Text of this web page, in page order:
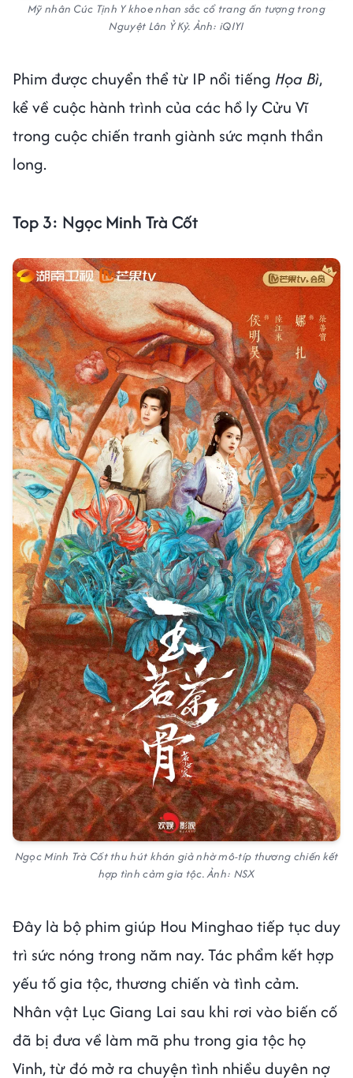
Mỹ nhân Cúc Tịnh Y khoe nhan sắc cổ trang ấn tượng trong
Nguyệt Lân Ỷ Kỷ. Ảnh: iQIYI
Phim được chuyển thể từ IP nổi tiếng Họa Bì,
kể về cuộc hành trình của các hồ ly Cửu Vĩ
trong cuộc chiến tranh giành sức mạnh thần
long.
Top 3: Ngọc Minh Trà Cốt
Ngọc Minh Trà Cốt thu hút khán giả nhờ mô-típ thương chiến kết
hợp tình cảm gia tộc. Ảnh: NSX
Đây là bộ phim giúp Hou Minghao tiếp tục duy
trì sức nóng trong năm nay. Tác phẩm kết hợp
yếu tố gia tộc, thương chiến và tình cảm.
Nhân vật Lục Giang Lai sau khi rơi vào biến cố
đã bị đưa về làm mã phu trong gia tộc họ
Vinh, từ đó mở ra chuyện tình nhiều duyên nợ